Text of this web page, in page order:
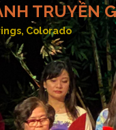
TRUYỀN
Colorado